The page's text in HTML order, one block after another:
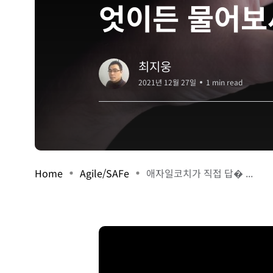
엇이든 물어
최지웅
2021년 12월 27일 1 min read
Home Agile/SAFe 애자일코치가 직접 답� ...